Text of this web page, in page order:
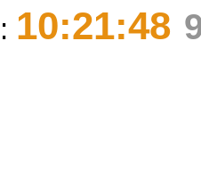
: 10:21:48